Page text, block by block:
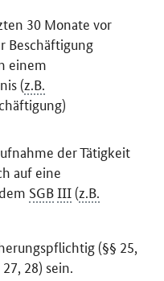
30 Monate vor
Beschäftigung
einem
(z.B.
der Tätigkeit
auf eine
SGBIII(z.B.
(§§ 25,
28) sein.